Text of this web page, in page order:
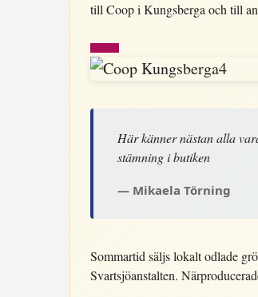
till Coop i Kungsberga och till
Här känner nästan alla
stämning i butiken
Mikaela Törning
Sommartid säljs lokalt odlade
Svartsjöanstalten.